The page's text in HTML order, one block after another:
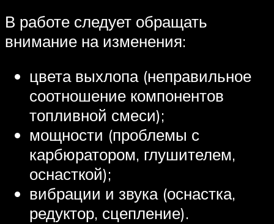
В работе следует обращать
внимание на изменения:
цвета выхлопа (неправильное
соотношение компонентов
топливной смеси);
мощности (проблемы с
карбюратором, глушителем,
оснасткой);
вибрации и звука (оснастка,
редуктор, сцепление).